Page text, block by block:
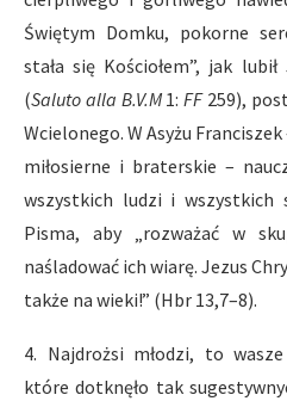
Świętym Domku, pokorne
stała się Kościołem”, jak
(Saluto alla B.V.M1:FF259),
Wcielonego. W Asyżu
miłosierne i braterskie –
wszystkich ludzi i wszystkich
Pisma, aby „rozważać w
naśladować ich wiarę. Jezus
także na wieki!” (Hbr 13,7–8).
4. Najdrożsi młodzi, to
które dotknęło tak